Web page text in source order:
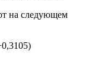
на следующем